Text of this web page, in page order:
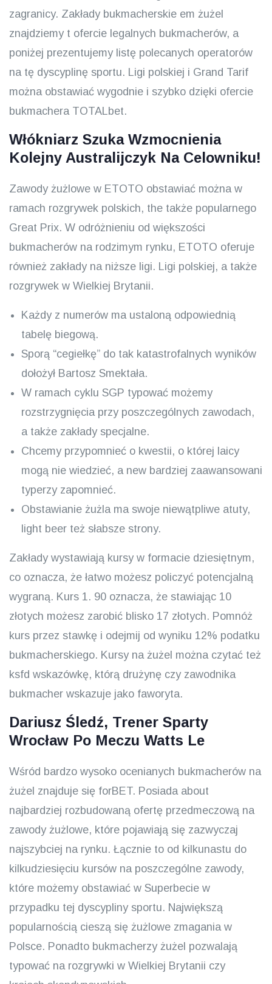
zagranicy. Zakłady bukmacherskie em żużel
znajdziemy t ofercie legalnych bukmacherów, a
poniżej prezentujemy listę polecanych operatorów
na tę dyscyplinę sportu. Ligi polskiej i Grand Tarif
można obstawiać wygodnie i szybko dzięki ofercie
bukmachera TOTALbet.
Włókniarz Szuka Wzmocnienia
Kolejny Australijczyk Na Celowniku!
Zawody żużlowe w ETOTO obstawiać można w
ramach rozgrywek polskich, the także popularnego
Great Prix. W odróżnieniu od większości
bukmacherów na rodzimym rynku, ETOTO oferuje
również zakłady na niższe ligi. Ligi polskiej, a także
rozgrywek w Wielkiej Brytanii.
Każdy z numerów ma ustaloną odpowiednią
tabelę biegową.
Sporą “cegiełkę” do tak katastrofalnych wyników
dołożył Bartosz Smektała.
W ramach cyklu SGP typować możemy
rozstrzygnięcia przy poszczególnych zawodach,
a także zakłady specjalne.
Chcemy przypomnieć o kwestii, o której laicy
mogą nie wiedzieć, a new bardziej zaawansowani
typerzy zapomnieć.
Obstawianie żużla ma swoje niewątpliwe atuty,
light beer też słabsze strony.
Zakłady wystawiają kursy w formacie dziesiętnym,
co oznacza, że łatwo możesz policzyć potencjalną
wygraną. Kurs 1. 90 oznacza, że stawiając 10
złotych możesz zarobić blisko 17 złotych. Pomnóż
kurs przez stawkę i odejmij od wyniku 12% podatku
bukmacherskiego. Kursy na żużel można czytać też
ksfd wskazówkę, którą drużynę czy zawodnika
bukmacher wskazuje jako faworyta.
Dariusz Śledź, Trener Sparty
Wrocław Po Meczu Watts Le
Wśród bardzo wysoko ocenianych bukmacherów na
żużel znajduje się forBET. Posiada about
najbardziej rozbudowaną ofertę przedmeczową na
zawody żużlowe, które pojawiają się zazwyczaj
najszybciej na rynku. Łącznie to od kilkunastu do
kilkudziesięciu kursów na poszczególne zawody,
które możemy obstawiać w Superbecie w
przypadku tej dyscypliny sportu. Największą
popularnością cieszą się żużlowe zmagania w
Polsce. Ponadto bukmacherzy żużel pozwalają
typować na rozgrywki w Wielkiej Brytanii czy